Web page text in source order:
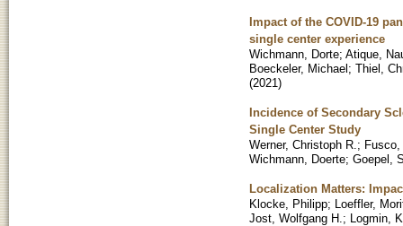
Impact of the COVID-19
single center experience
Wichmann, Dorte; Atique,
Boeckeler, Michael; Thiel,
(2021)
Incidence of Secondary
Single Center Study
Werner, Christoph R. ;
Wichmann, Doerte; Goepel,
Localization Matters:
Klocke, Philipp; Loeffler,
Jost, Wolfgang H. ; Logmin,